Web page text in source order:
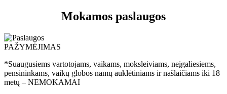
Mokamos paslaugos
PAŽYMĖJIMAS
*Suaugusiems vartotojams, vaikams, moksleiviams, neįgaliesiems,
pensininkams, vaikų globos namų auklėtiniams ir našlaičiams iki 18
metų – NEMOKAMAI